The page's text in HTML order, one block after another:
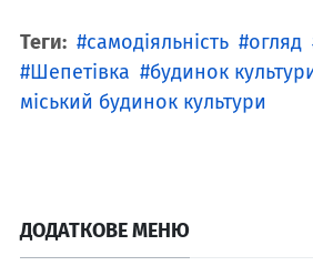
Теги: самодіяльність огляд
Шепетівка
будинок
міський будинок культури
ДОДАТКОВЕ МЕНЮ